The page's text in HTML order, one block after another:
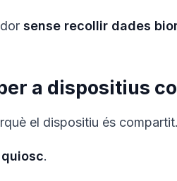
sense recollir dades
a dispositius
el dispositiu és
.